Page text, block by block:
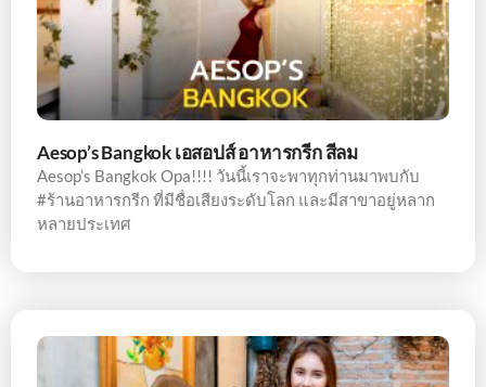
Aesop’s Bangkok เอสอปส์ อาหารกรีก สีลม
Aesop’s Bangkok Opa!!!! วันนี้เราจะพาทุกท่านมาพบกับ
#ร้านอาหารกรีก ที่มีชื่อเสียงระดับโลก และมีสาขาอยู่หลาก
หลายประเทศ